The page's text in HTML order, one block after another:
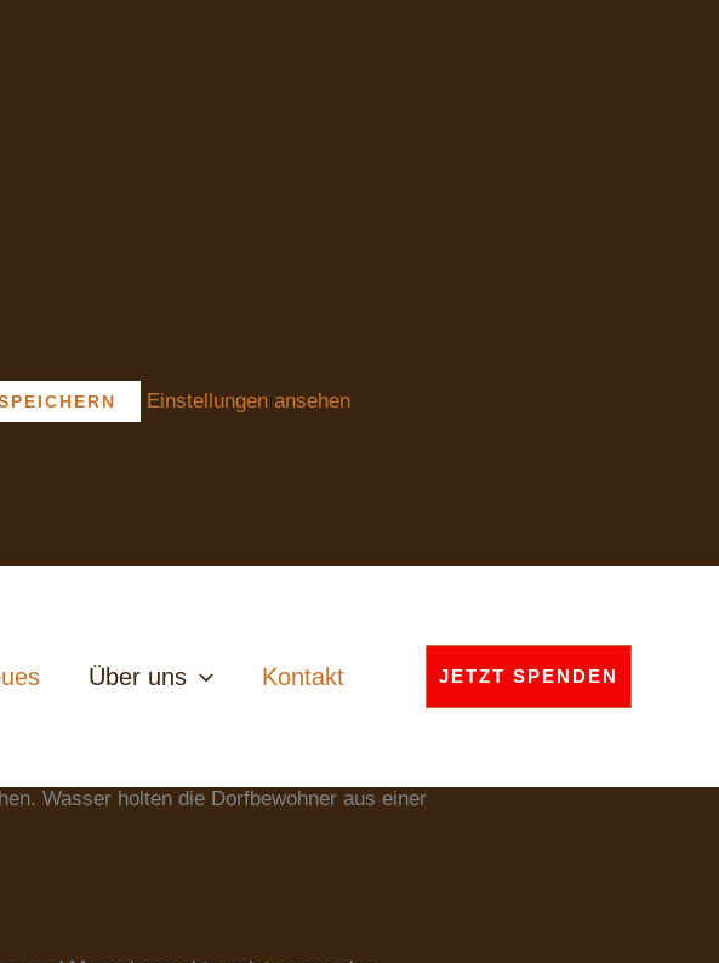
Einstellungen ansehen
Über uns Kontakt JETZT SPENDEN
militärischer Bedrohung und
bergigem Gelände. 31 Familien leben dort. Die
Wasser holten die Dorfbewohner aus einer